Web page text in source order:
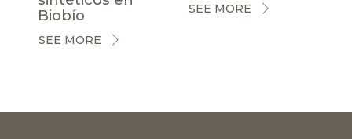
Biobío
SEE MORE
SEE MORE